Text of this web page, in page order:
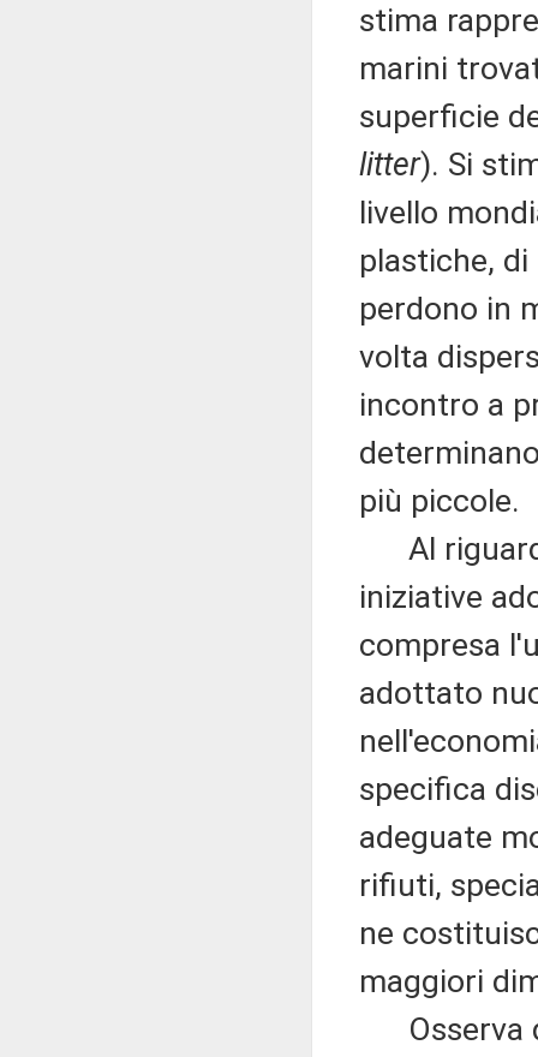
stima
marini
superficie
litter). Si
livello
plastiche,
perdono in
volta
incontro a
più piccole.
Al
iniziative
compresa
adottato
specifica
adeguate
rifiuti,
ne
maggiori
Osserva